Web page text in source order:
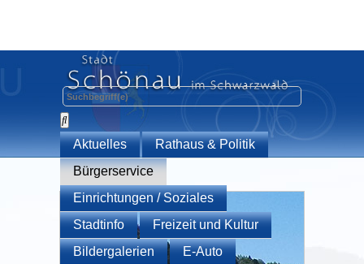
Aktuelles
Rathaus & Politik
Bürgerservice
Einrichtungen / Soziales
Stadtinfo
Freizeit und Kultur
Bildergalerien
E-Auto